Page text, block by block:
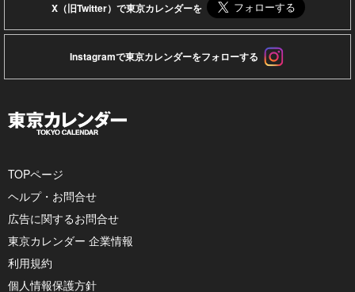
X（旧Twitter）で東京カレンダーを
Instagramで東京カレンダーをフォローする
TOPページ
ヘルプ・お問合せ
広告に関するお問合せ
東京カレンダー 企業情報
利用規約
個人情報保護方針